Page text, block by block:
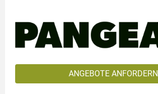
ANGEBOTE ANFORDERN